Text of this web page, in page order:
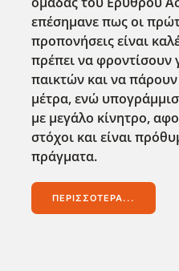
επέσημανε πως οι
προπονήσεις είναι
πρέπει να φροντίσουν
παικτών και να
μέτρα, ενώ
με μεγάλο κίνητρο,
στόχοι και είναι
πράγματα.
ΠΕΡΙΣΣΌΤΕΡΑ...